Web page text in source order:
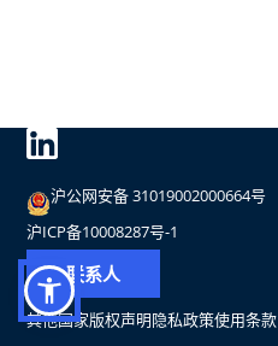
其他国家版权声明隐私政策使用条款
联系人
沪公网安备 31019002000664号
沪ICP备10008287号-1